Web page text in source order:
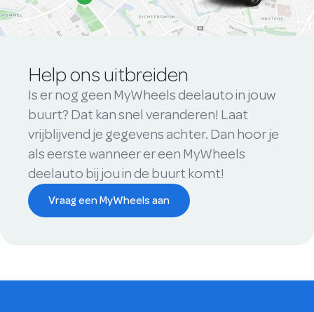
Help ons uitbreiden
Is er nog geen MyWheels deelauto in jouw
buurt? Dat kan snel veranderen! Laat
vrijblijvend je gegevens achter. Dan hoor je
als eerste wanneer er een MyWheels
deelauto bij jou in de buurt komt!
Vraag een MyWheels aan